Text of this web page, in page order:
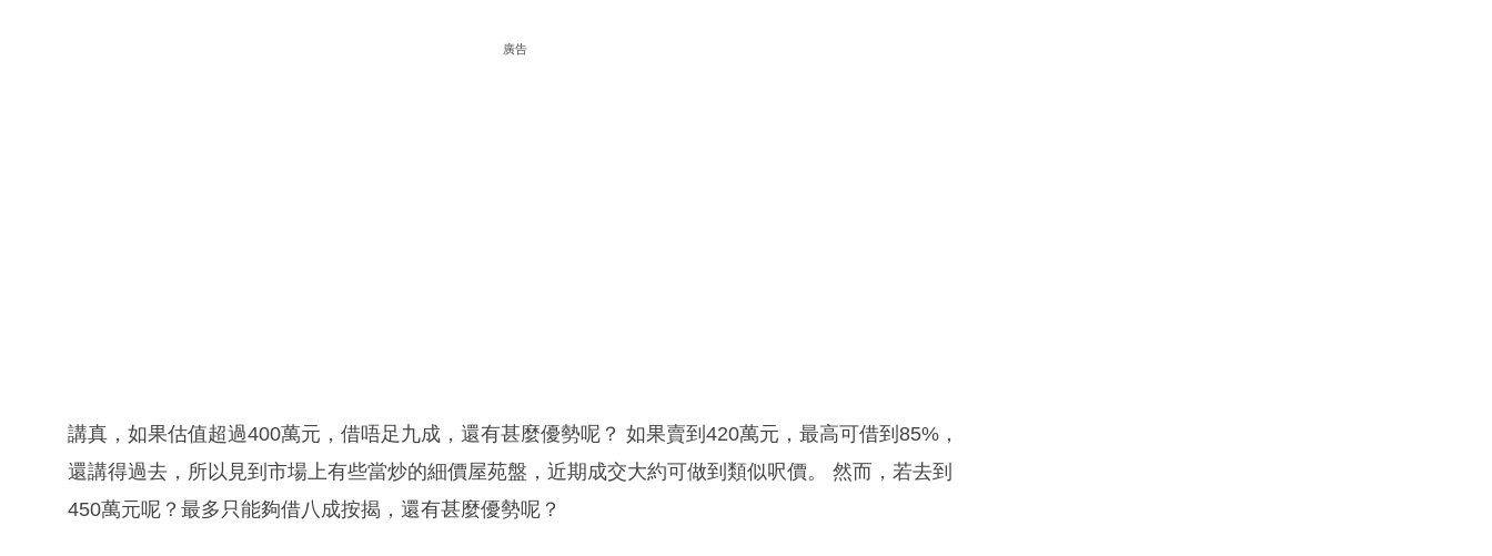
廣告
講真，如果估值超過400萬元，借唔足九成，還有甚麼優勢呢？ 如果賣到420萬元，最高可借到85%，
還講得過去，所以見到市場上有些當炒的細價屋苑盤，近期成交大約可做到類似呎價。 然而，若去到
450萬元呢？最多只能夠借八成按揭，還有甚麼優勢呢？